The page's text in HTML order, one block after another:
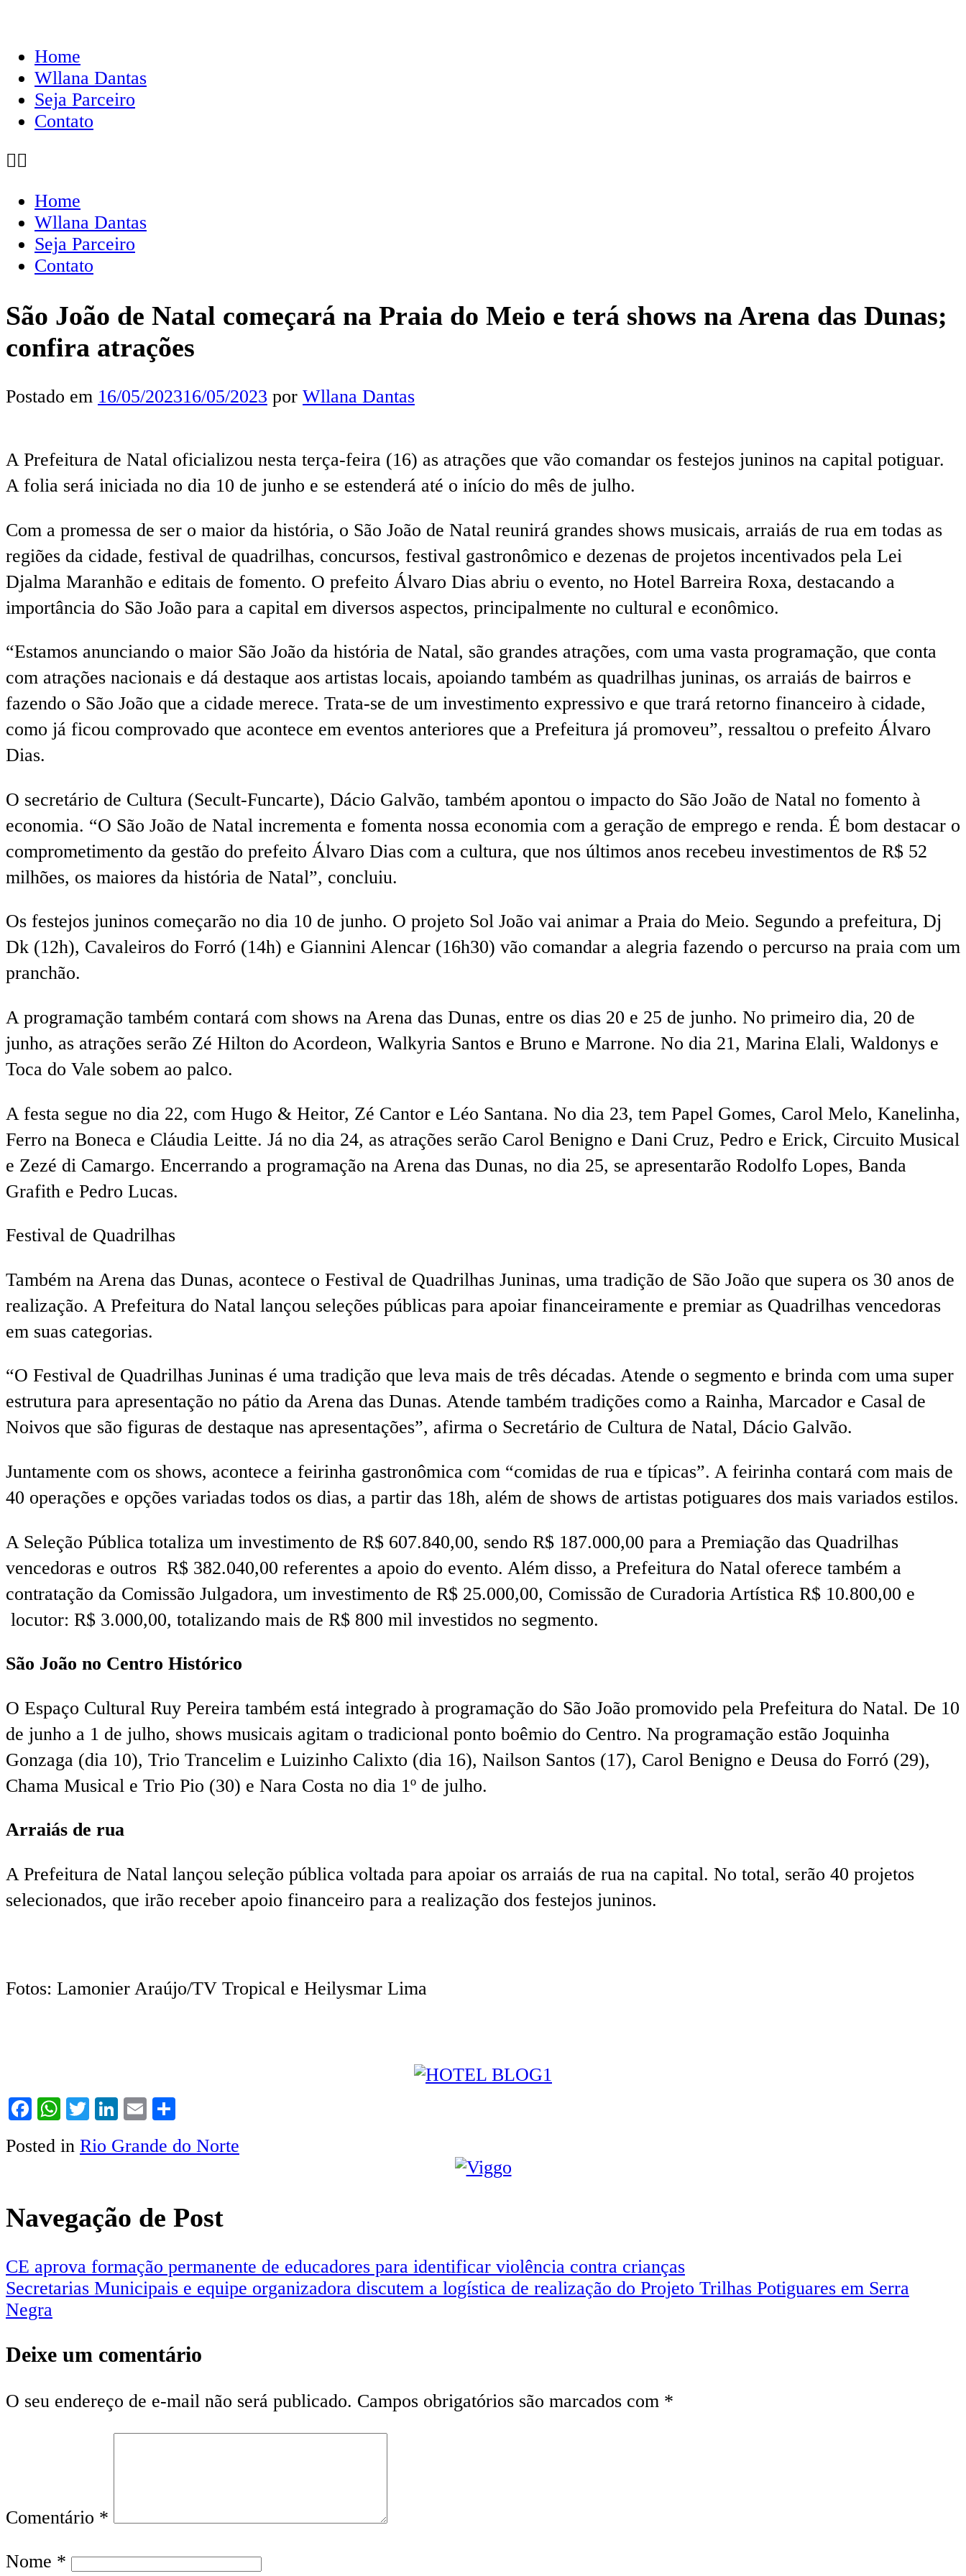
Home
Wllana Dantas
Seja Parceiro
Contato
Home
Wllana Dantas
Seja Parceiro
Contato
São João de Natal começará na Praia do Meio e terá shows na Arena das Dunas;
confira atrações
Postado em 16/05/202316/05/2023 por Wllana Dantas
A Prefeitura de Natal oficializou nesta terça-feira (16) as atrações que vão comandar os festejos juninos na capital potiguar.
A folia será iniciada no dia 10 de junho e se estenderá até o início do mês de julho.
Com a promessa de ser o maior da história, o São João de Natal reunirá grandes shows musicais, arraiás de rua em todas as
regiões da cidade, festival de quadrilhas, concursos, festival gastronômico e dezenas de projetos incentivados pela Lei
Djalma Maranhão e editais de fomento. O prefeito Álvaro Dias abriu o evento, no Hotel Barreira Roxa, destacando a
importância do São João para a capital em diversos aspectos, principalmente no cultural e econômico.
“Estamos anunciando o maior São João da história de Natal, são grandes atrações, com uma vasta programação, que conta
com atrações nacionais e dá destaque aos artistas locais, apoiando também as quadrilhas juninas, os arraiás de bairros e
fazendo o São João que a cidade merece. Trata-se de um investimento expressivo e que trará retorno financeiro à cidade,
como já ficou comprovado que acontece em eventos anteriores que a Prefeitura já promoveu”, ressaltou o prefeito Álvaro
Dias.
O secretário de Cultura (Secult-Funcarte), Dácio Galvão, também apontou o impacto do São João de Natal no fomento à
economia. “O São João de Natal incrementa e fomenta nossa economia com a geração de emprego e renda. É bom destacar o
comprometimento da gestão do prefeito Álvaro Dias com a cultura, que nos últimos anos recebeu investimentos de R$ 52
milhões, os maiores da história de Natal”, concluiu.
Os festejos juninos começarão no dia 10 de junho. O projeto Sol João vai animar a Praia do Meio. Segundo a prefeitura, Dj
Dk (12h), Cavaleiros do Forró (14h) e Giannini Alencar (16h30) vão comandar a alegria fazendo o percurso na praia com um
pranchão.
A programação também contará com shows na Arena das Dunas, entre os dias 20 e 25 de junho. No primeiro dia, 20 de
junho, as atrações serão Zé Hilton do Acordeon, Walkyria Santos e Bruno e Marrone. No dia 21, Marina Elali, Waldonys e
Toca do Vale sobem ao palco.
A festa segue no dia 22, com Hugo & Heitor, Zé Cantor e Léo Santana. No dia 23, tem Papel Gomes, Carol Melo, Kanelinha,
Ferro na Boneca e Cláudia Leitte. Já no dia 24, as atrações serão Carol Benigno e Dani Cruz, Pedro e Erick, Circuito Musical
e Zezé di Camargo. Encerrando a programação na Arena das Dunas, no dia 25, se apresentarão Rodolfo Lopes, Banda
Grafith e Pedro Lucas.
Festival de Quadrilhas
Também na Arena das Dunas, acontece o Festival de Quadrilhas Juninas, uma tradição de São João que supera os 30 anos de
realização. A Prefeitura do Natal lançou seleções públicas para apoiar financeiramente e premiar as Quadrilhas vencedoras
em suas categorias.
“O Festival de Quadrilhas Juninas é uma tradição que leva mais de três décadas. Atende o segmento e brinda com uma super
estrutura para apresentação no pátio da Arena das Dunas. Atende também tradições como a Rainha, Marcador e Casal de
Noivos que são figuras de destaque nas apresentações”, afirma o Secretário de Cultura de Natal, Dácio Galvão.
Juntamente com os shows, acontece a feirinha gastronômica com “comidas de rua e típicas”. A feirinha contará com mais de
40 operações e opções variadas todos os dias, a partir das 18h, além de shows de artistas potiguares dos mais variados estilos.
A Seleção Pública totaliza um investimento de R$ 607.840,00, sendo R$ 187.000,00 para a Premiação das Quadrilhas
vencedoras e outros R$ 382.040,00 referentes a apoio do evento. Além disso, a Prefeitura do Natal oferece também a
contratação da Comissão Julgadora, um investimento de R$ 25.000,00, Comissão de Curadoria Artística R$ 10.800,00 e
locutor: R$ 3.000,00, totalizando mais de R$ 800 mil investidos no segmento.
São João no Centro Histórico
O Espaço Cultural Ruy Pereira também está integrado à programação do São João promovido pela Prefeitura do Natal. De 10
de junho a 1 de julho, shows musicais agitam o tradicional ponto boêmio do Centro. Na programação estão Joquinha
Gonzaga (dia 10), Trio Trancelim e Luizinho Calixto (dia 16), Nailson Santos (17), Carol Benigno e Deusa do Forró (29),
Chama Musical e Trio Pio (30) e Nara Costa no dia 1º de julho.
Arraiás de rua
A Prefeitura de Natal lançou seleção pública voltada para apoiar os arraiás de rua na capital. No total, serão 40 projetos
selecionados, que irão receber apoio financeiro para a realização dos festejos juninos.
Fotos: Lamonier Araújo/TV Tropical e Heilysmar Lima
Facebook
WhatsApp
TwitterLinkedIn
Email
Posted in Rio Grande do Norte
Navegação de Post
CE aprova formação permanente de educadores para identificar violência contra crianças
Secretarias Municipais e equipe organizadora discutem a logística de realização do Projeto Trilhas Potiguares em Serra
Negra
Deixe um comentário
O seu endereço de e-mail não será publicado. Campos obrigatórios são marcados com *
Comentário *
Nome *